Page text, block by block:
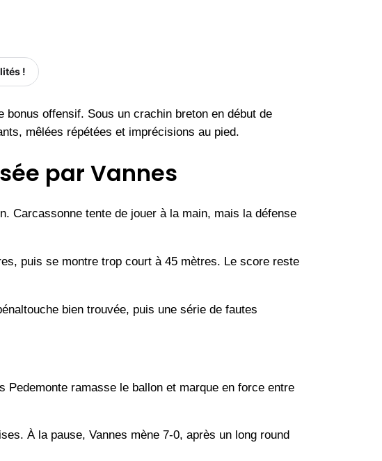
!
offensif. Sous un crachin breton en début de
mêlées répétées et imprécisions au pied.
par Vannes
Carcassonne tente de jouer à la main, mais la défense
puis se montre trop court à 45 mètres. Le score reste
bien trouvée, puis une série de fautes
ramasse le ballon et marque en force entre
À la pause, Vannes mène 7-0, après un long round